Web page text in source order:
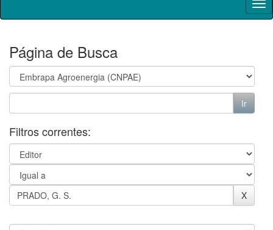
Página de Busca
Filtros correntes: